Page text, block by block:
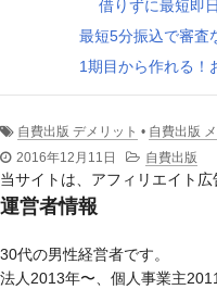
借りずに最短即
最短5分振込で審査
1期目から作れる！
自費出版 デメリット • 自費出版
2016年12月11日
自費出版
当サイトは、アフィリエイト広
運営者情報
30代の男性経営者です。
法人2013年〜、個人事業主